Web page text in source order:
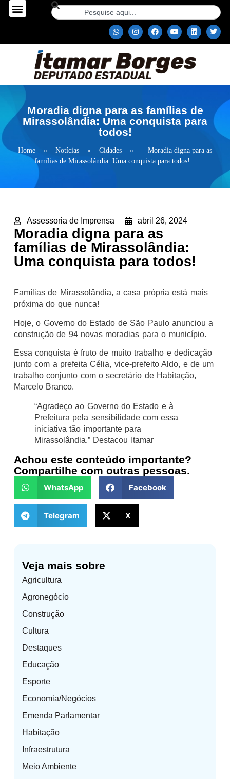
Moradia digna para as famílias de
Mirassolândia: Uma conquista para
todos!
Home » Notícias » Cidades »
Moradia digna para as
famílias de Mirassolândia: Uma conquista para todos!
Veja mais sobre
Agricultura
Agronegócio
Construção
Cultura
Destaques
Educação
Esporte
Economia/Negócios
Emenda Parlamentar
Habitação
Infraestrutura
Meio Ambiente
Assessoria de Imprensa abril 26, 2024
Moradia digna para as
famílias de Mirassolândia:
Uma conquista para todos!
Famílias de Mirassolândia, a casa própria está mais
próxima do que nunca!
Hoje, o Governo do Estado de São Paulo anunciou a
construção de 94 novas moradias para o município.
Essa conquista é fruto de muito trabalho e dedicação
junto com a prefeita Célia, vice-prefeito Aldo, e de um
trabalho conjunto com o secretário de Habitação,
Marcelo Branco.
“Agradeço ao Governo do Estado e à
Prefeitura pela sensibilidade com essa
iniciativa tão importante para
Mirassolândia.” Destacou Itamar
Achou este conteúdo importante?
Compartilhe com outras pessoas.
WhatsApp Facebook
Telegram X